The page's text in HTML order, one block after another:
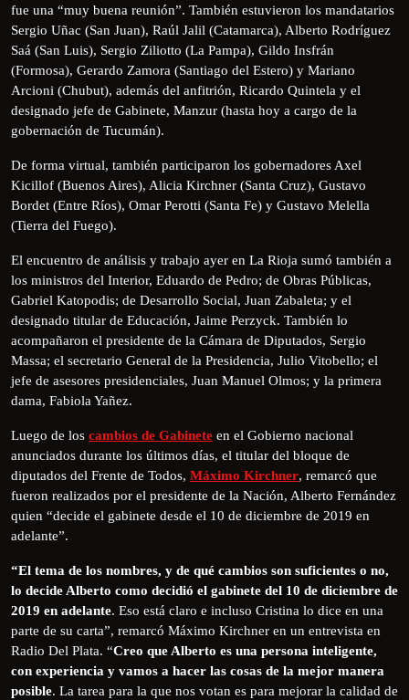
fue una “muy buena reunión”. También estuvieron los mandatarios
Sergio Uñac (San Juan), Raúl Jalil (Catamarca), Alberto Rodríguez
Saá (San Luis), Sergio Ziliotto (La Pampa), Gildo Insfrán
(Formosa), Gerardo Zamora (Santiago del Estero) y Mariano
Arcioni (Chubut), además del anfitrión, Ricardo Quintela y el
designado jefe de Gabinete, Manzur (hasta hoy a cargo de la
gobernación de Tucumán).
De forma virtual, también participaron los gobernadores Axel
Kicillof (Buenos Aires), Alicia Kirchner (Santa Cruz), Gustavo
Bordet (Entre Ríos), Omar Perotti (Santa Fe) y Gustavo Melella
(Tierra del Fuego).
El encuentro de análisis y trabajo ayer en La Rioja sumó también a
los ministros del Interior, Eduardo de Pedro; de Obras Públicas,
Gabriel Katopodis; de Desarrollo Social, Juan Zabaleta; y el
designado titular de Educación, Jaime Perzyck. También lo
acompañaron el presidente de la Cámara de Diputados, Sergio
Massa; el secretario General de la Presidencia, Julio Vitobello; el
jefe de asesores presidenciales, Juan Manuel Olmos; y la primera
dama, Fabiola Yañez.
Luego de los cambios de Gabinete en el Gobierno nacional
anunciados durante los últimos días, el titular del bloque de
diputados del Frente de Todos, Máximo Kirchner, remarcó que
fueron realizados por el presidente de la Nación, Alberto Fernández
quien “decide el gabinete desde el 10 de diciembre de 2019 en
adelante”.
“El tema de los nombres, y de qué cambios son suficientes o no,
lo decide Alberto como decidió el gabinete del 10 de diciembre de
2019 en adelante. Eso está claro e incluso Cristina lo dice en una
parte de su carta”, remarcó Máximo Kirchner en un entrevista en
Radio Del Plata. “Creo que Alberto es una persona inteligente,
con experiencia y vamos a hacer las cosas de la mejor manera
posible. La tarea para la que nos votan es para mejorar la calidad de